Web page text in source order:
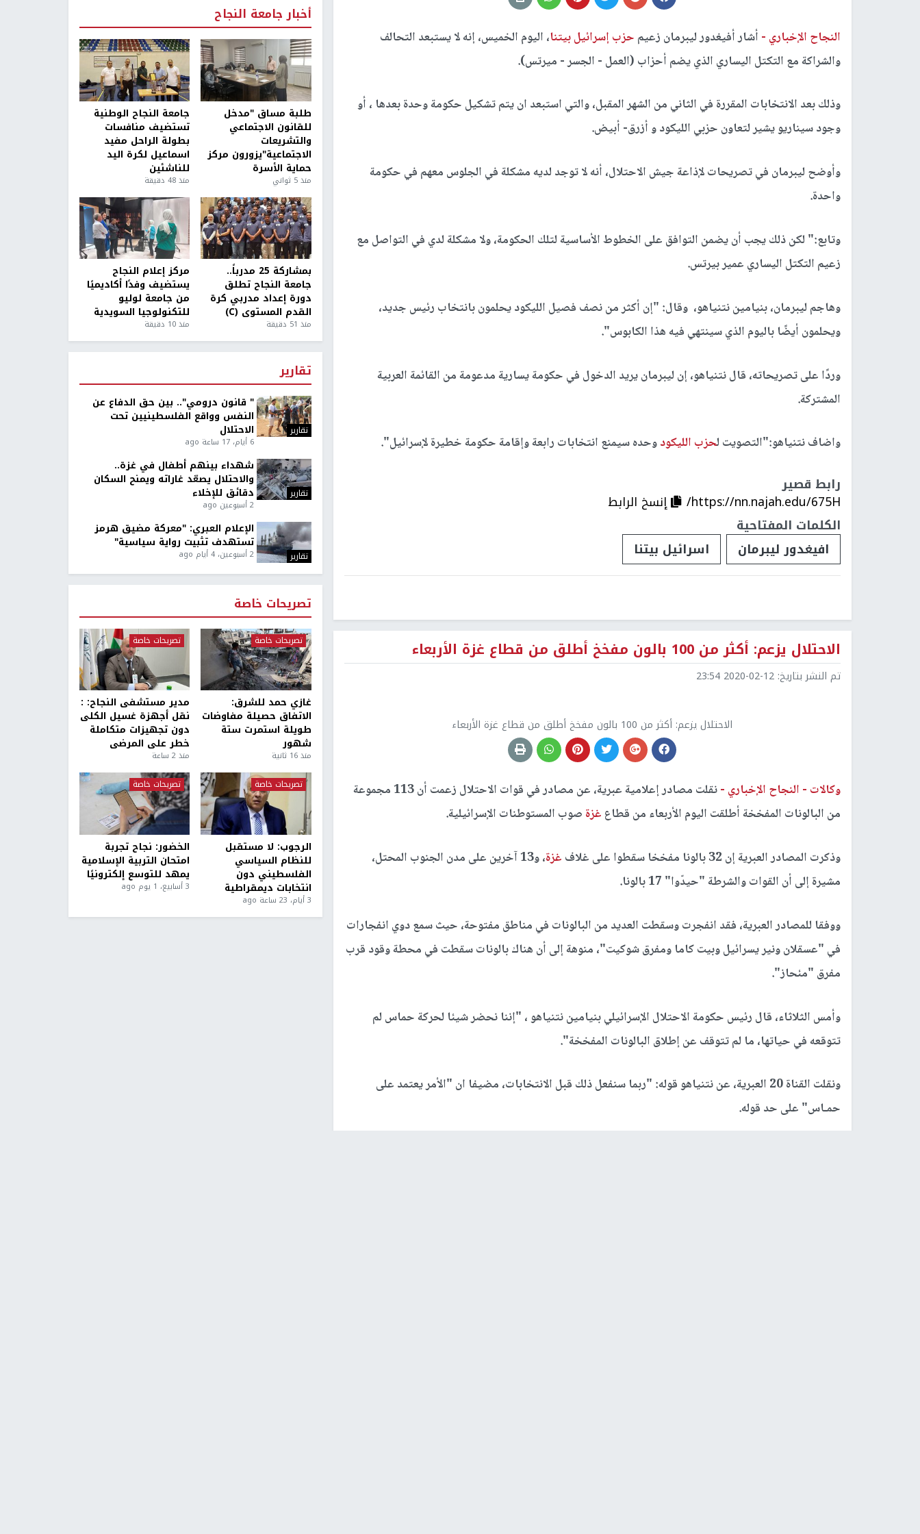
النجاح الإخباري - أشار أفيغدور ليبرمان زعيم حزب إسرائيل بيتنا، اليوم الخميس، إنه لا يستبعد التحالف
والشراكة مع التكتل اليساري الذي يضم أحزاب (العمل - الجسر - ميرتس).
وذلك بعد الانتخابات المقررة في الثاني من الشهر المقبل، والتي استبعد ان يتم تشكيل حكومة وحدة بعدها ، أو
وجود سيناريو يشير لتعاون حزبي الليكود و أزرق- أبيض.
وأوضح ليبرمان في تصريحات لإذاعة جيش الاحتلال، أنه لا توجد لديه مشكلة في الجلوس معهم في حكومة
واحدة.
وتابع:" لكن ذلك يجب أن يضمن التوافق على الخطوط الأساسية لتلك الحكومة، ولا مشكلة لدي في التواصل مع
زعيم التكتل اليساري عمير بيرتس.
وهاجم ليبرمان، بنيامين نتنياهو، وقال: "إن أكثر من نصف فصيل الليكود يحلمون بانتخاب رئيس جديد،
ويحلمون أيضًا باليوم الذي سينتهي فيه هذا الكابوس".
وردًا على تصريحاته، قال نتنياهو، إن ليبرمان يريد الدخول في حكومة يسارية مدعومة من القائمة العربية
المشتركة.
واضاف نتنياهو:"التصويت لحزب الليكودوحده سيمنع انتخابات رابعة وإقامة حكومة خطيرة لإسرائيل".
رابط قصير
https://nn.najah.edu/675H/
إنسخ الرابط
الكلمات المفتاحية
افيغدور ليبرمان
اسرائيل بيتنا
الاحتلال يزعم: أكثر من 100 بالون مفخخ أطلق من قطاع غزة الأربعاء
تم النشر بتاريخ: 2020-02-12 23:54
الاحتلال يزعم: أكثر من 100 بالون مفخخ أطلق من قطاع غزة الأربعاء
وكالات - النجاح الإخباري -
أخبار جامعة النجاح
طلبة مساق "مدخل
للقانون الاجتماعي
والتشريعات
الاجتماعية"يزورون مركز
حماية الأسرة
منذ 5 ثواني
جامعة النجاح الوطنية
تستضيف منافسات
بطولة الراحل مفيد
اسماعيل لكرة اليد
للناشئين
منذ 48 دقيقة
بمشاركة 25 مدرباً..
جامعة النجاح تطلق
دورة إعداد مدربي كرة
القدم المستوى (C)
منذ 51 دقيقة
مركز إعلام النجاح
يستضيف وفدًا أكاديميًا
من جامعة لوليو
للتكنولوجيا السويدية
منذ 10 دقيقة
تقارير
تقارير
" قانون درومي".. بين حق الدفاع عن
النفس وواقع الفلسطينيين تحت
الاحتلال
6 أيام، 17 ساعة ago
تقارير
شهداء بينهم أطفال في غزة..
والاحتلال يصعّد غاراته ويمنح السكان
دقائق للإخلاء
2 أسبوعين ago
تقارير
الإعلام العبري: "معركة مضيق هرمز
تستهدف تثبيت رواية سياسية"
2 أسبوعين، 4 أيام ago
تصريحات خاصة
تصريحات خاصة
غازي حمد للشرق:
الاتفاق حصيلة مفاوضات
طويلة استمرت ستة
شهور
منذ 16 ثانية
تصريحات خاصة
مدير مستشفى النجاح: :
نقل أجهزة غسيل الكلى
دون تجهيزات متكاملة
خطر على المرضى
منذ 2 ساعة
تصريحات خاصة
الرجوب: لا مستقبل
للنظام السياسي
الفلسطيني دون
انتخابات ديمقراطية
3 أيام، 23 ساعة ago
تصريحات خاصة
الخضور: نجاح تجربة
امتحان التربية الإسلامية
يمهد للتوسع إلكترونيًا
3 أسابيع، 1 يوم ago